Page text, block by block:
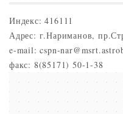
Индекс: 416111
Адрес: г.Нариманов,
e-mail: cspn-
факс: 8(85171) 50-1-38
Проспект Строителей, 5 —